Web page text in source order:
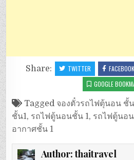
Share: TWITTER FACEBOOK
GOOGLE
Tagged จองตั๋วรถไฟตุ้นอน ชั้
ชั้น1, รถไฟตู้นอนชั้น 1, รถไฟตู้นอ
อากาศชั้น 1
Author:thaitravel